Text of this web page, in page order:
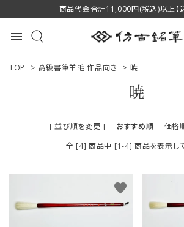
商品代金合計11,000円(税込)以上【
menu
ACCOUNT MENU
TOP > 高級書筆羊毛 作品向き > 暁
暁
[ 並び順を変更 ] - おすすめ順 - 価格
全 [4] 商品中 [1-4] 商品を表示し
favorite